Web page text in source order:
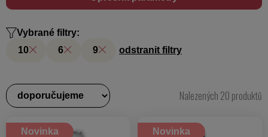
Vybrané filtry:
10
6 9 odstranit filtry
Nalezených 20 produktů
Novinka Novinka